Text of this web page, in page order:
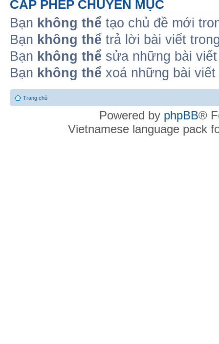
CẤP PHÉP CHUYÊN MỤC
Bạn không thể tạo chủ đề mới
Bạn không thể trả lời bài viết
Bạn không thể sửa những bài
Bạn không thể xoá những bài
Trang chủ
Powered by phpBB®
Vietnamese language pack